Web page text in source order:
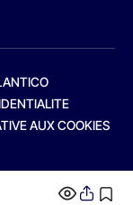
AUX COOKIES